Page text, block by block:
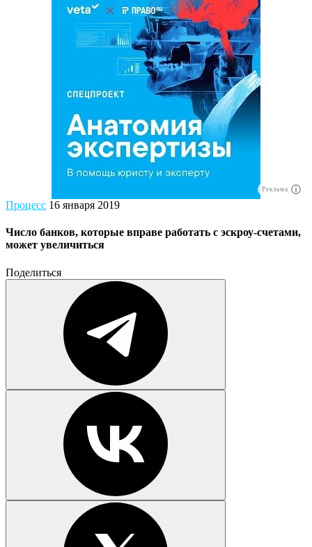
Реклама
Процесс 16 января 2019
Число банков, которые вправе работать с эскроу-счетами,
может увеличиться
Поделиться